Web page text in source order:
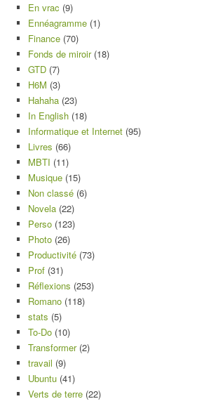
En vrac (9)
Ennéagramme (1)
Finance (70)
Fonds de miroir(18)
GTD (7)
H6M (3)
Hahaha (23)
In English (18)
Informatique et Internet (95)
Livres (66)
MBTI (11)
Musique (15)
Non classé (6)
Novela (22)
Perso (123)
Photo (26)
Productivité (73)
Prof (31)
Réflexions (253)
Romano (118)
stats (5)
To-Do (10)
Transformer(2)
travail (9)
Ubuntu (41)
Verts de terre (22)